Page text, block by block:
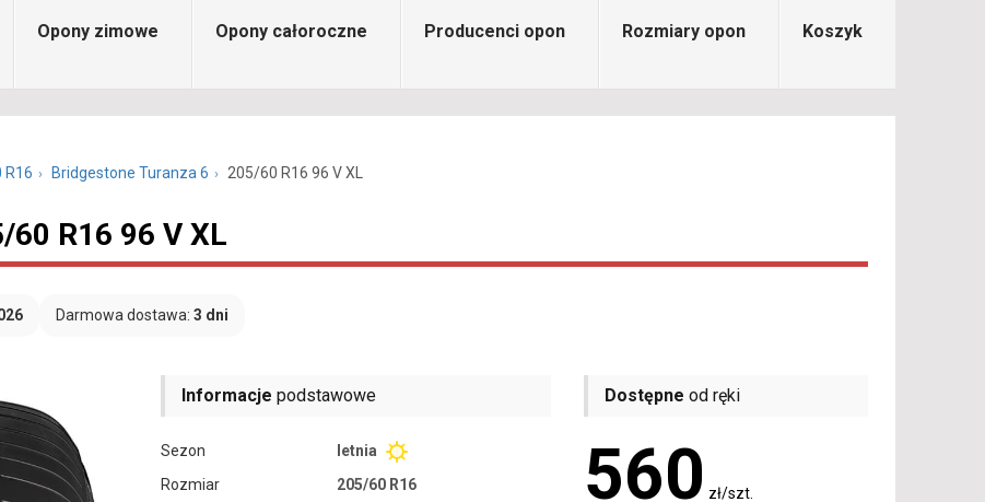
Opony zimowe Opony całoroczne Producenci opon Rozmiary opon Koszyk
R16 Bridgestone Turanza 6 205/60 R16 96 V XL
R16 96 V XL
Darmowa dostawa: 3 dni
Informacje podstawowe
Sezon
letnia
Rozmiar
205/60 R16
Dostępne od ręki
560 zł/szt.